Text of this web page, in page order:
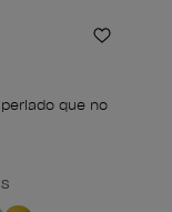
Añadir
que no